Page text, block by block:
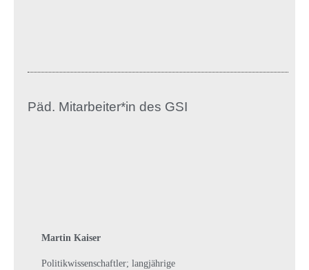
Päd. Mitarbeiter*in des GSI
Martin Kaiser
Politikwissenschaftler; langjährige